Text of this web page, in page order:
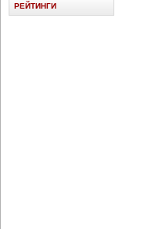
РЕЙТИНГИ